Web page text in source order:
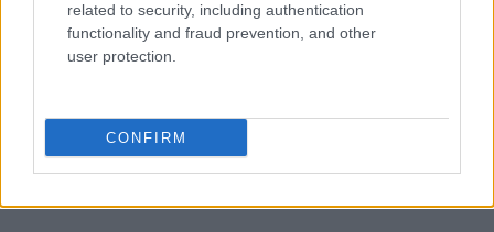
related to security, including authentication
functionality and fraud prevention, and other
user protection.
CONFIRM
Papa Leone XIV incontra i giovani ad Assisi: il richiamo
alla pace e alla solidarietà